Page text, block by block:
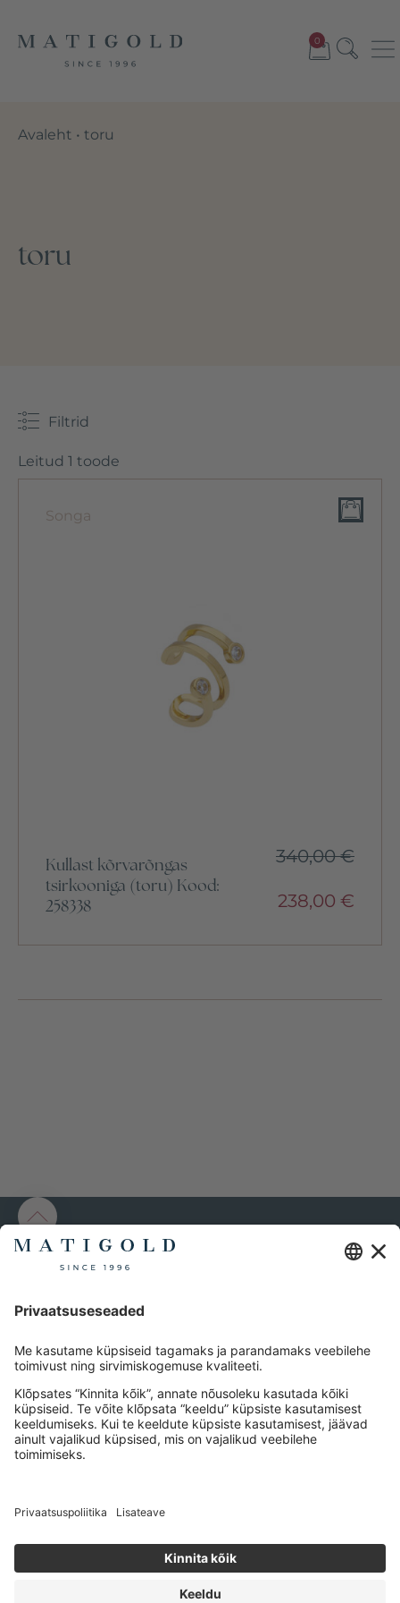
0
Avaleht • toru
toru
Filtrid
Leitud 1 toode
Songa
Kullast kõrvarõngas
tsirkooniga (toru) Kood:
258338
340,00€
238,00 €
MATIGOLD
Meist
Tellimustingimused
Kauba tagastamine
Privaatsuspoliitika
Järelmaks
Tallinn, Estonia
+372 656 6516
info@matigold.com
E-P: 10:00 – 20:00
Copyright © 2024 MATIGOLD – Mati Kullaäri•PC &
Reg. nr. 10077742